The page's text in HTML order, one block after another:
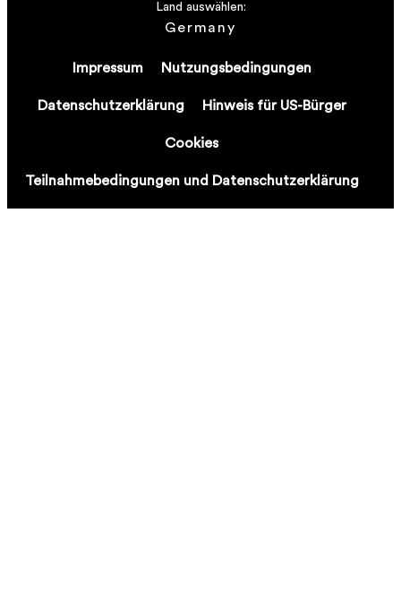
Impressum Nutzungsbedingungen
Datenschutzerklärung Hinweis für US-Bürger
Cookies
Teilnahmebedingungen und Datenschutzerklärung
Land auswählen:
Germany